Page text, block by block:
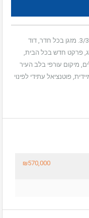
דירת 2 חד’ יפהפיה ומשודרגת, כ-50 מ”ר, קומה 3/3. מזגן בכל חדר, דוד
פרקט חדש בכל הבית,
מיקום עורפי בלב העיר
פוטנציאל עתידי לפינוי
₪570,000